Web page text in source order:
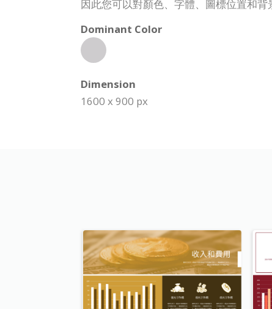
因此您可以對顏色、字體、圖標位置和背
Dominant Color
Dimension
1600 x 900 px